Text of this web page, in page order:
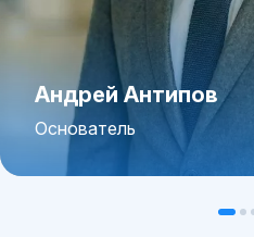
Андрей Антипов
Основатель